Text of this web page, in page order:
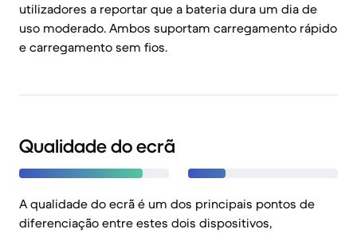
utilizadores a reportar que a bateria dura um dia de
uso moderado. Ambos suportam carregamento rápido
e carregamento sem fios.
Qualidade do ecrã
A qualidade do ecrã é um dos principais pontos de
diferenciação entre estes dois dispositivos,